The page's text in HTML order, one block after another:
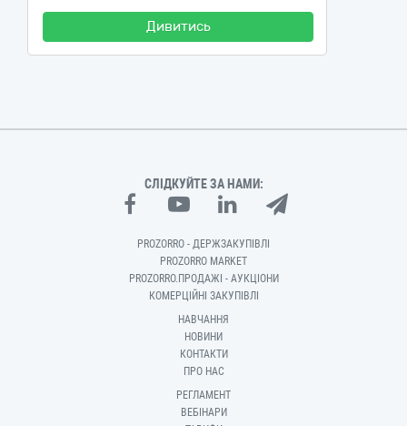
Дивитись
СЛІДКУЙТЕ ЗА НАМИ:
PROZORRO - ДЕРЖЗАКУПІВЛІ
PROZORRO MARKET
PROZORRO.ПРОДАЖІ - АУКЦІОНИ
КОМЕРЦІЙНІ ЗАКУПІВЛІ
НАВЧАННЯ
НОВИНИ
КОНТАКТИ
ПРО НАС
РЕГЛАМЕНТ
ВЕБІНАРИ